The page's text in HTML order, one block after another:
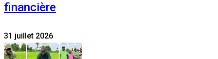
financière
31 juillet 2026